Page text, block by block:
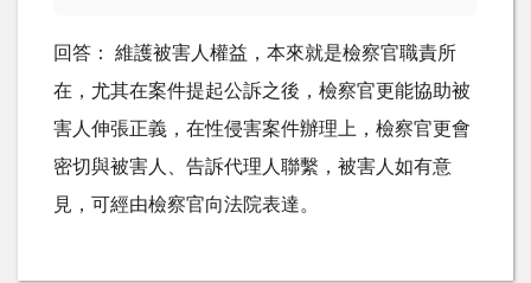
回答： 維護被害人權益，本來就是檢察官職責所
在，尤其在案件提起公訴之後，檢察官更能協助被
害人伸張正義，在性侵害案件辦理上，檢察官更會
密切與被害人、告訴代理人聯繫，被害人如有意
見，可經由檢察官向法院表達。